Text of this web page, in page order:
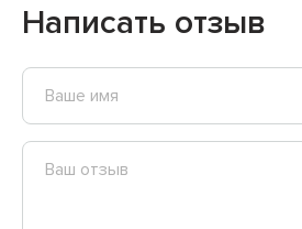
Написать отзыв